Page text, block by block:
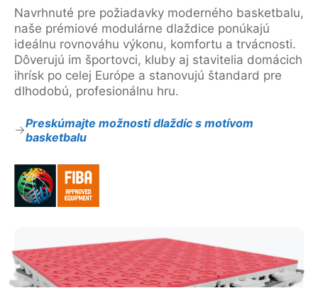
Navrhnuté pre požiadavky moderného basketbalu,
naše prémiové modulárne dlaždice ponúkajú
ideálnu rovnováhu výkonu, komfortu a trvácnosti.
Dôverujú im športovci, kluby aj stavitelia domácich
ihrísk po celej Európe a stanovujú štandard pre
dlhodobú, profesionálnu hru.
Preskúmajte možnosti dlaždíc s motívom
basketbalu